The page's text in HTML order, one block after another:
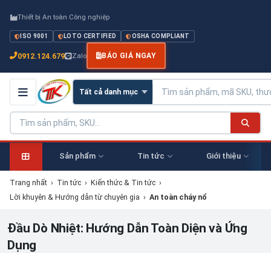
Thiết bị An toàn Công nghiệp
ISO 9001 LOTO CERTIFIED OSHA COMPLIANT
0912.124.679 Zalo BÁO GIÁ NGAY
Sản phẩm Tin tức Giới thiệu
Trang nhất › Tin tức › Kiến thức & Tin tức ›
Lời khuyên & Hướng dẫn từ chuyên gia › An toàn cháy nổ
Đầu Dò Nhiệt: Hướng Dẫn Toàn Diện và Ứng
Dụng